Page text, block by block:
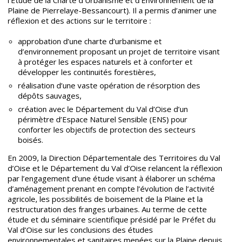
Plaine de Pierrelaye-Bessancourt). Il a permis d’animer une
réflexion et des actions sur le territoire :
approbation d’une charte d’urbanisme et
d’environnement proposant un projet de territoire visant
à protéger les espaces naturels et à conforter et
développer les continuités forestières,
réalisation d’une vaste opération de résorption des
dépôts sauvages,
création avec le Département du Val d’Oise d’un
périmètre d’Espace Naturel Sensible (ENS) pour
conforter les objectifs de protection des secteurs
boisés.
En 2009, la Direction Départementale des Territoires du Val
d’Oise et le Département du Val d’Oise relancent la réflexion
par l’engagement d’une étude visant à élaborer un schéma
d’aménagement prenant en compte l’évolution de l’activité
agricole, les possibilités de boisement de la Plaine et la
restructuration des franges urbaines. Au terme de cette
étude et du séminaire scientifique présidé par le Préfet du
Val d’Oise sur les conclusions des études